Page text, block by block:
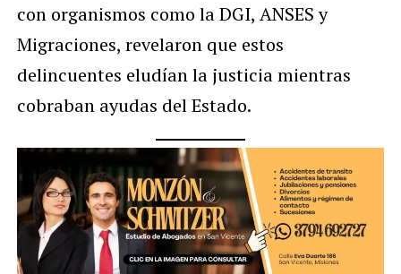
con organismos como la DGI, ANSES y
Migraciones, revelaron que estos
delincuentes eludían la justicia mientras
cobraban ayudas del Estado.